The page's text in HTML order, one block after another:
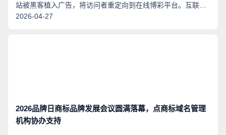
站被黑客植入广告，将访问者重定向到在线博彩平台。互联网
域名系统国家工程研究中心（ZDNS）专家指出，可以多重防
2026-04-27
2026品牌日商标品牌发展会议圆满落幕，点商标域名管理
机构协办支持